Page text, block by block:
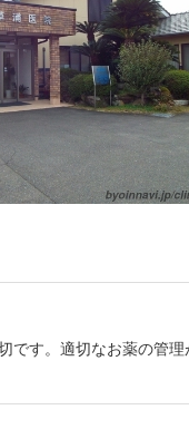
です。適切なお薬の管